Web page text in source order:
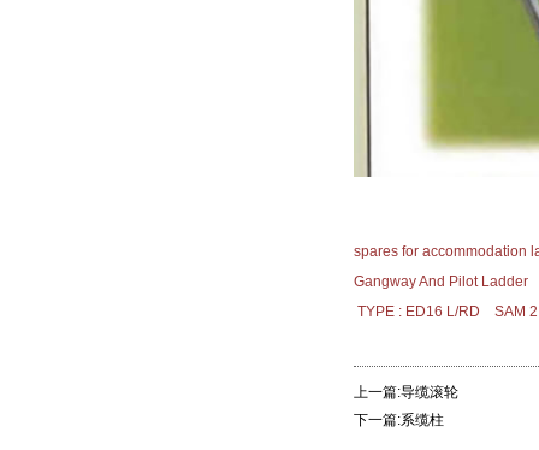
spares for accommodation
Gangway And Pilot Ladder
TYPE : ED16 L/RD SAM
上一篇:导缆滚轮
下一篇:系缆柱